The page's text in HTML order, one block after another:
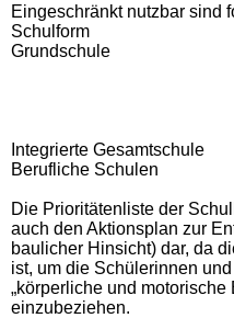
Eingeschränkt nutzbar sind
Schulform
Grundschule
Integrierte Gesamtschule
Berufliche Schulen
Die Prioritätenliste der
auch den Aktionsplan zur
baulicher Hinsicht) dar, da
ist, um die Schülerinnen
„körperliche und
einzubeziehen.